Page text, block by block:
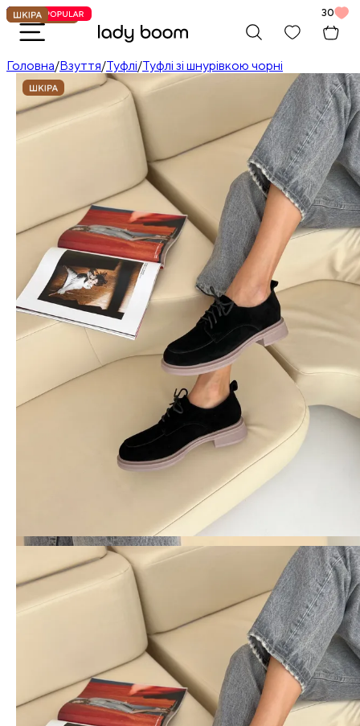
Головна/Взуття/Туфлі/Туфлі зі шнурівкою чорні
30